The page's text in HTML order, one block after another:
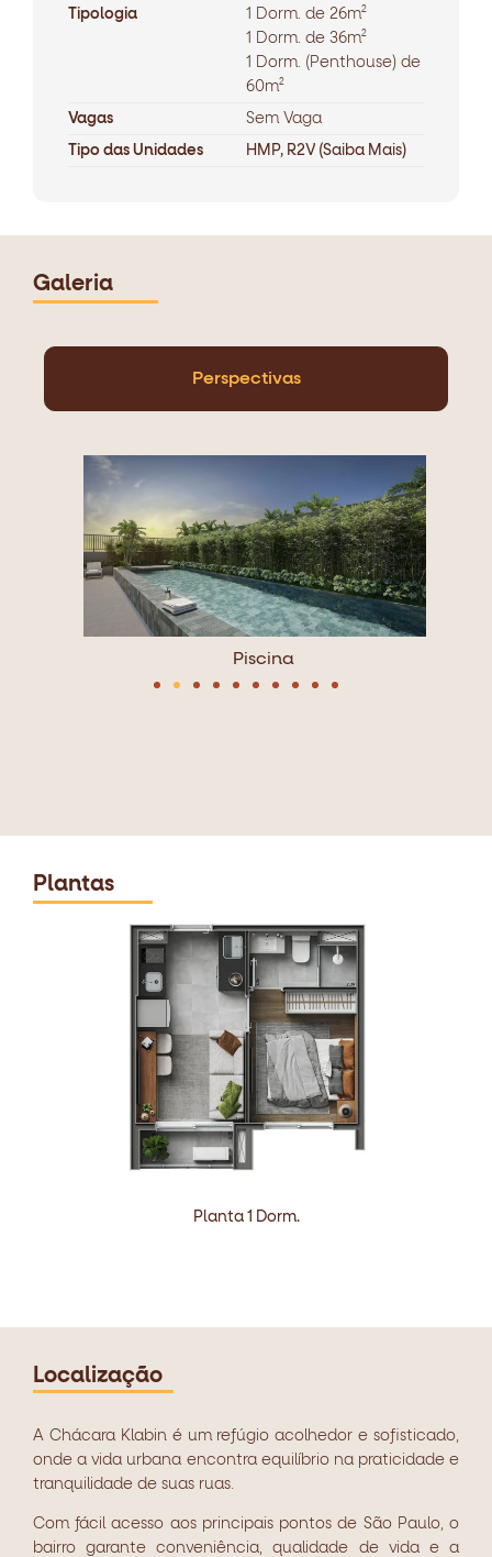
Tipologia
1 Dorm. de 26m²
1 Dorm. de 36m²
1 Dorm. (Penthouse) de
60m²
Vagas Sem Vaga
Tipo das Unidades HMP, R2V (Saiba Mais)
Galeria
Perspectivas
Piscina
Plantas
Planta 1 Dorm.
Localização
A Chácara Klabin é um refúgio acolhedore sofisticado,
onde a vida urbana encontra equilíbrio na praticidade e
tranquilidade de suas ruas.
Com fácil acesso aos principais pontos de São Paulo, o
bairro garante conveniência,qualidade de vida e a